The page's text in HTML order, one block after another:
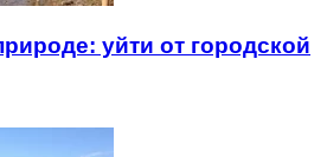
уйти от городской